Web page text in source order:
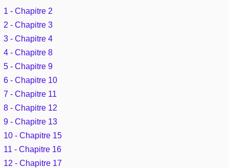
Librairies, éditeurs
Autres sites chrétiens
Outils
Paramètres
Rechercher (concordance)
Au sujet de la Bible
Études et commentaires par passage
Versets Classés
Lecture Journalière
Dieu
L'Évangile, le Salut
Mort, résurrection
L'Église, l'Assemblée
Prophétie
Études et commentaires par passage
Personnages bibliques
Édification
Commentaires journaliers
Pour débuter
Rechercher dans le site
Sujets de A à Z
Ouvrages de A à Z
Auteurs de A à Z
Rechercher dans la Bible
Sommaires
Aperçus Livres de la Bible
Autres FAQ
1 - Chapitre 2
2 - Chapitre 3
3 - Chapitre 4
4 - Chapitre 8
5 - Chapitre 9
6 - Chapitre 10
7 - Chapitre 11
8 - Chapitre 12
9 - Chapitre 13
10 - Chapitre 15
11 - Chapitre 16
12 - Chapitre 17